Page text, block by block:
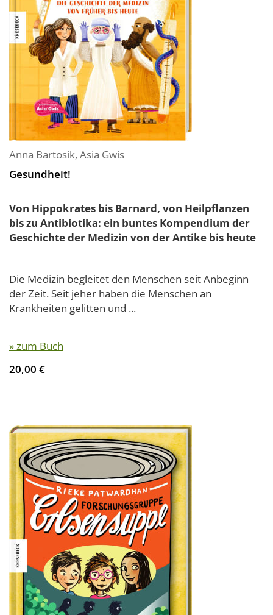
Anna Bartosik, Asia Gwis
Gesundheit!
Von Hippokrates bis Barnard, von Heilpflanzen
bis zu Antibiotika: ein buntes Kompendium der
Geschichte der Medizin von der Antike bis heute
Die Medizin begleitet den Menschen seit Anbeginn
der Zeit. Seit jeher haben die Menschen an
Krankheiten gelitten und ...
» zum Buch
20,00 €